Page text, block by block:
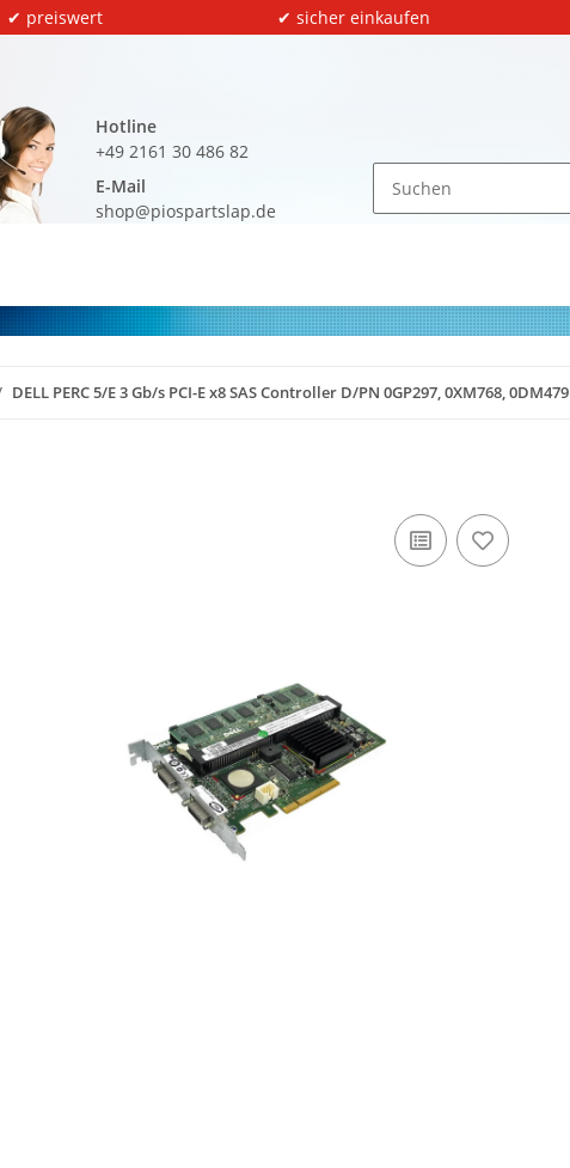
✔ preiswert ✔ sicher einkaufen
Hotline
+49 2161 30 486 82
E-Mail
shop@piospartslap.de
DELL PERC 5/E 3 Gb/s PCI-E x8 SAS Controller D/PN 0GP297, 0XM768, 0DM479